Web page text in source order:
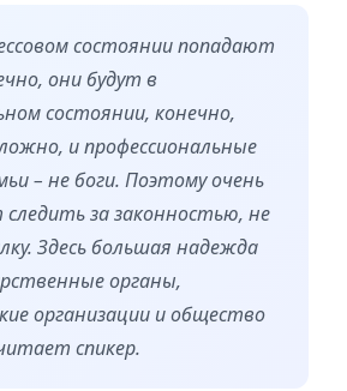
состоянии попадают
они будут в
состоянии, конечно,
и профессиональные
– не боги. Поэтому очень
за законностью, не
Здесь большая надежда
органы,
организации и общество
спикер.